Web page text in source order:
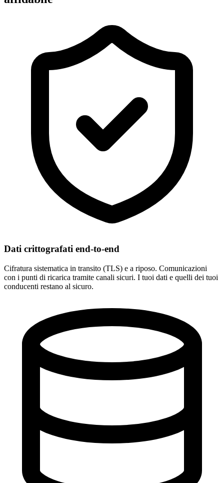
Dati crittografati end-to-end
Cifratura sistematica in transito (TLS) e a riposo. Comunicazioni
con i punti di ricarica tramite canali sicuri. I tuoi dati e quelli dei tuoi
conducenti restano al sicuro.